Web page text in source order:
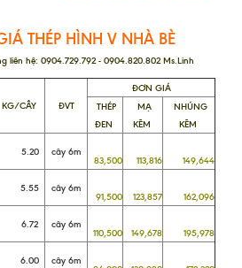
THÉP HÌNH V NHÀ BÈ
liên hệ: 0904.729.792 - 0904.820.802 Ms.Linh
KG/CÂY ĐVT
ĐƠN GIÁ
THÉP
ĐEN
MẠ
KẼM
NHÚNG
KẼM
5.20 cây 6m
83,500 113,816 149,644
5.55 cây 6m
91,500 123,857 162,096
6.72 cây 6m
110,500 149,678 195,978
6.00 cây 6m